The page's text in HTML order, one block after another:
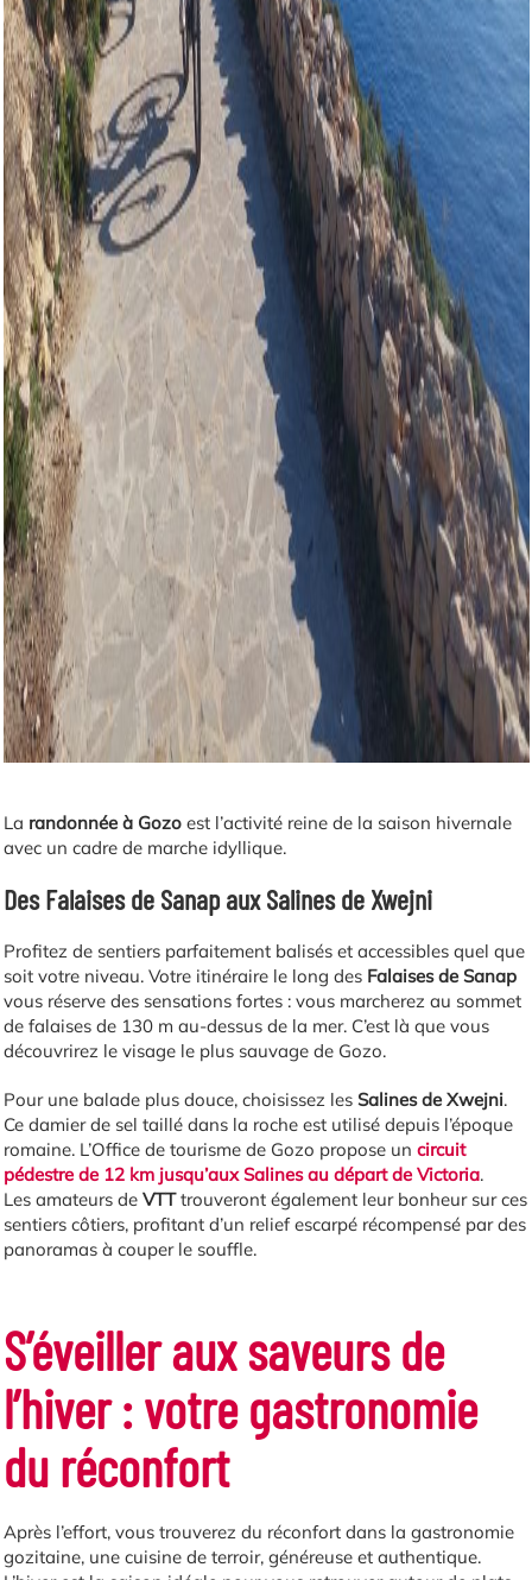
La randonnée à Gozoest l’activité reine de la saison hivernale
avec un cadre de marche idyllique.
Des Falaises de Sanap aux Salines de Xwejni
Profitez de sentiers parfaitement balisés et accessibles quel que
soit votre niveau. Votre itinéraire le long des Falaises de Sanap
vous réserve des sensations fortes : vous marcherez au sommet
de falaises de 130 m au-dessus de la mer. C’est là que vous
découvrirez le visage le plus sauvage de Gozo.
Pour une balade plus douce, choisissez les Salines de Xwejni.
Ce damier de sel taillé dans la roche est utilisé depuis l’époque
romaine. L’Office de tourisme de Gozo propose un circuit
pédestre de 12 km jusqu’aux Salines au départ de Victoria.
Les amateurs de VTTtrouveront également leur bonheur sur ces
sentiers côtiers, profitant d’un relief escarpé récompensé par des
panoramas à couper le souffle.
S’éveiller aux saveurs de
l’hiver : votre gastronomie
du réconfort
Après l’effort, vous trouverez du réconfort dans la gastronomie
gozitaine, une cuisine de terroir, généreuse et authentique.